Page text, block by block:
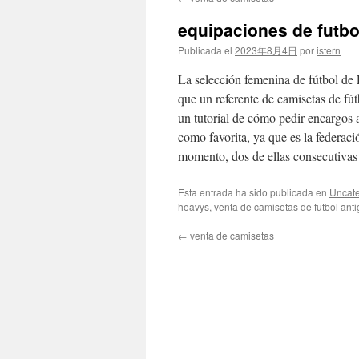
contenido
equipaciones de
Publicada el 2023年8月4日 poristern
La selección femenina de fútbol de
que un referente de camisetas de
un tutorial de cómo pedir encargos
como favorita, ya que es la
momento, dos de ellas
Esta entrada ha sido publicada en
heavys, venta de camisetas de futbol
← venta de camisetas